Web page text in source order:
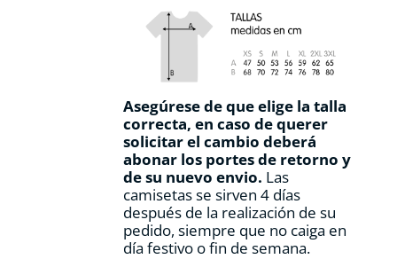
Asegúrese de que elige la talla
correcta, en caso de querer
solicitar el cambio deberá
abonar los portes de retorno y
de su nuevo envio. Las
camisetas se sirven 4 días
después de la realización de su
pedido, siempre que no caiga en
día festivo o fin de semana.